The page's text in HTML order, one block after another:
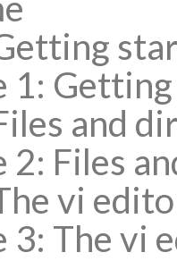
1:
and
2: Files
vi
3: The vi